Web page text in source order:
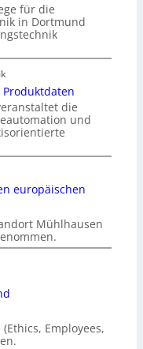
für die
in Dortmund
Produktdaten
die
und
europäischen
Mühlhausen
Employees,